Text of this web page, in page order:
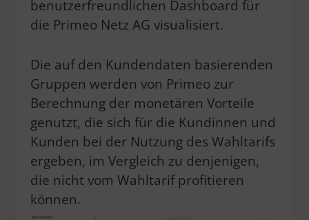
benutzerfreundlichen Dashboard für
die Primeo Netz AG visualisiert.
Die auf den Kundendaten basierenden
Gruppen werden von Primeo zur
Berechnung der monetären Vorteile
genutzt, die sich für die Kundinnen und
Kunden bei der Nutzung des Wahltarifs
ergeben, im Vergleich zu denjenigen,
die nicht vom Wahltarif profitieren
können.